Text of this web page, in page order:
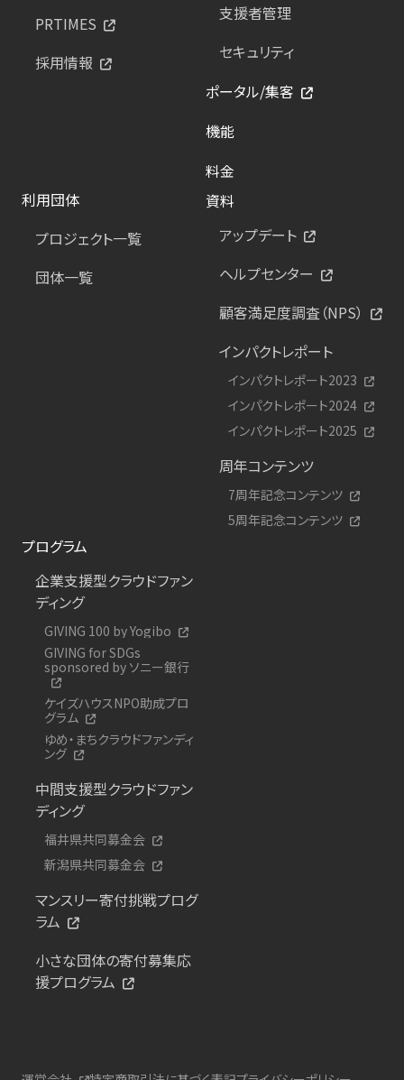
PRTIMES
採用情報
支援者管理
セキュリティ
ポータル/集客
機能
料金
利用団体
プロジェクト一覧
団体一覧
資料
アップデート
ヘルプセンター
顧客満足度調査（NPS）
インパクトレポート
インパクトレポート2023
インパクトレポート2024
インパクトレポート2025
周年コンテンツ
7周年記念コンテンツ
5周年記念コンテンツ
プログラム
企業支援型クラウドファン
ディング
GIVING 100 by Yogibo
GIVING for SDGs
sponsored by ソニー銀行
ケイズハウスNPO助成プロ
グラム
ゆめ・まちクラウドファンディ
ング
中間支援型クラウドファン
ディング
福井県共同募金会
新潟県共同募金会
マンスリー寄付挑戦プログ
ラム
小さな団体の寄付募集応
援プログラム